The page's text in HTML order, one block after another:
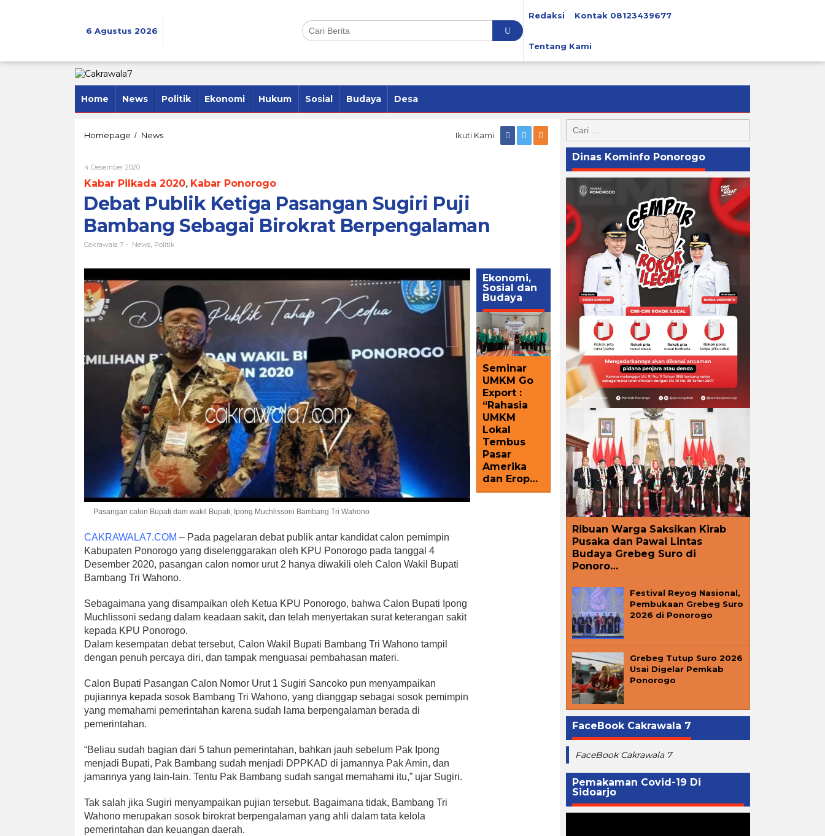
6 Agustus 2026
Redaksi Kontak 08123439677
Tentang Kami
Home News Politik Ekonomi Hukum Sosial Budaya Desa
Homepage / NewsDebat
Sugiri
Puji
Bambang
Sebagai
Birokrat
Berpengalaman
Ikuti Kami
4 Desember 2020Oleh
7
Kabar Pilkada 2020, Kabar Ponorogo
Debat Publik Ketiga Pasangan Sugiri Puji
Bambang Sebagai Birokrat Berpengalaman
Cakrawala 7 - News Politik
Pasangan calon Bupati dam wakil Bupati, Ipong Muchlissoni Bambang Tri Wahono
CAKRAWALA7.COM – Pada pagelaran debat publik antar kandidat calon pemimpin
Kabupaten Ponorogo yang diselenggarakan oleh KPU Ponorogo pada tanggal 4
Desember 2020, pasangan calon nomor urut 2 hanya diwakili oleh Calon Wakil Bupati
Bambang Tri Wahono.
Sebagaimana yang disampaikan oleh Ketua KPU Ponorogo, bahwa Calon Bupati Ipong
Muchlissoni sedang dalam keadaan sakit, dan telah menyertakan surat keterangan sakit
kepada KPU Ponorogo.
Dalam kesempatan debat tersebut, Calon Wakil Bupati Bambang Tri Wahono tampil
dengan penuh percaya diri, dan tampak menguasai pembahasan materi.
Calon Bupati Pasangan Calon Nomor Urut 1 Sugiri Sancoko pun menyampaikan
pujiannya kepada sosok Bambang Tri Wahono, yang dianggap sebagai sosok pemimpin
yang memahami pemerintahan karena sudah lama berpengalaman berada di
pemerintahan.
“Beliau sudah bagian dari 5 tahun pemerintahan, bahkan jauh sebelum Pak Ipong
menjadi Bupati, Pak Bambang sudah menjadi DPPKAD di jamannya Pak Amin, dan
jamannya yang lain-lain. Tentu Pak Bambang sudah sangat memahami itu,” ujar Sugiri.
Tak salah jika Sugiri menyampaikan pujian tersebut. Bagaimana tidak, Bambang Tri
Wahono merupakan sosok birokrat berpengalaman yang ahli dalam tata kelola
pemerintahan dan keuangan daerah.
Ekonomi,
Sosial dan
Budaya
Seminar
UMKM Go
Export :
“Rahasia
UMKM
Lokal
Tembus
Pasar
Amerika
dan Erop…
untuk:
Dinas Kominfo Ponorogo
Ribuan Warga Saksikan Kirab
Pusaka dan Pawai Lintas
Budaya Grebeg Suro di
Ponoro…
Festival Reyog Nasional,
Pembukaan Grebeg Suro
2026 di Ponorogo
Grebeg Tutup Suro 2026
Usai Digelar Pemkab
Ponorogo
FaceBook Cakrawala 7
FaceBook Cakrawala 7
Pemakaman Covid-19 Di
Sidoarjo